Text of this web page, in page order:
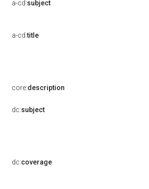
a-cd:subject
a-cd:title
core:description
dc:subject
dc:coverage